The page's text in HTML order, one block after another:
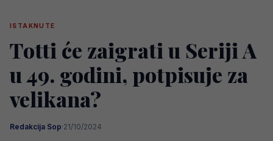
ISTAKNUTE
Totti će zaigrati u Seriji A
u 49. godini, potpisuje za
velikana?
Redakcija Sop·21/10/2024